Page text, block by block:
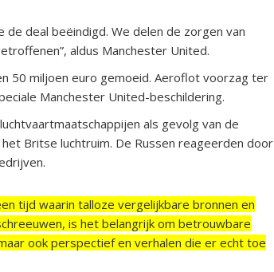
deal beëindigd. We delen de zorgen van
aldus Manchester United.
50 miljoen euro gemoeid. Aeroflot voorzag ter
Manchester United-beschildering.
als gevolg van de
Britse luchtruim. De Russen reageerden door
tijd waarin talloze vergelijkbare bronnen en
is het belangrijk om betrouwbare
ook perspectief en verhalen die er echt toe